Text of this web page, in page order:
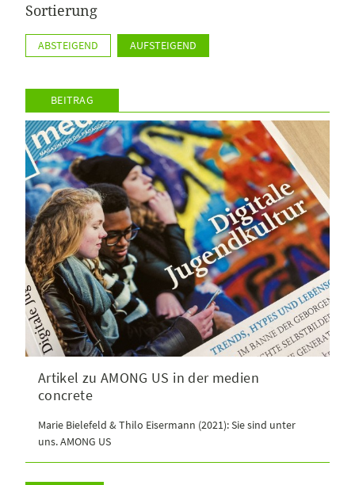
Sortierung
ABSTEIGEND AUFSTEIGEND
BEITRAG
Artikel zu AMONG US in der medien
concrete
Marie Bielefeld & Thilo Eisermann (2021): Sie sind unter
uns. AMONG US